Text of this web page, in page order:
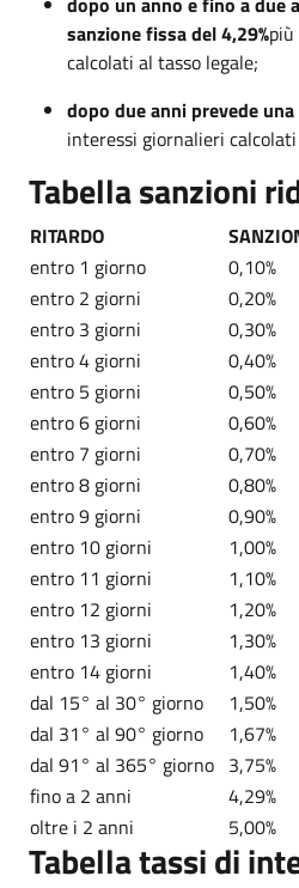
sanzione fissa del 4,29%
calcolati al tasso legale;
dopo due anni prevede
interessi giornalieri
Tabella sanzioni
RITARDO
entro 1 giorno
0,10%
entro 2 giorni
0,20%
entro 3 giorni
0,30%
entro 4 giorni
0,40%
entro 5 giorni
0,50%
entro 6 giorni
0,60%
entro 7 giorni
0,70%
entro 8 giorni
0,80%
entro 9 giorni
0,90%
entro 10 giorni
1,00%
entro 11 giorni
1,10%
entro 12 giorni
1,20%
entro 13 giorni
1,30%
entro 14 giorni
1,40%
dal 15° al 30° giorno
1,50%
dal 31° al 90° giorno
1,67%
dal 91° al 365° giorno 3,75%
fino a 2 anni
4,29%
oltre i 2 anni
5,00%
Tabella tassi di